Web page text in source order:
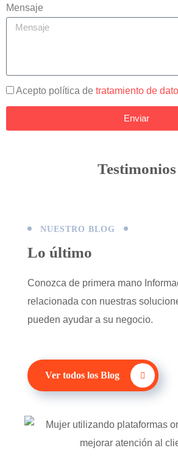
Mensaje
Acepto política de tratamiento de
Enviar
Testimonios
NUESTRO BLOG
Lo último
Conozca de primera mano
relacionada con nuestras
pueden ayudar a su negocio.
Ver todos los Blog